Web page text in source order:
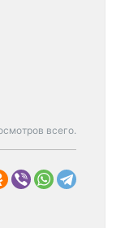
всего.